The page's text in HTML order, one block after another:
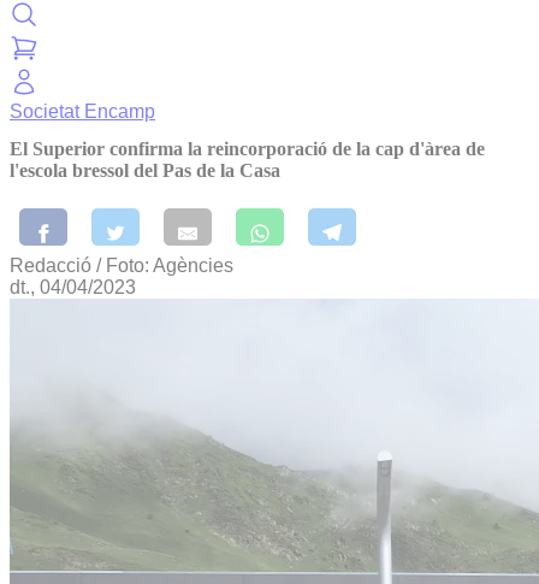
Societat Encamp
El Superior confirma la reincorporació de la cap d'àrea de
l'escola bressol del Pas de la Casa
Redacció / Foto: Agències
dt., 04/04/2023